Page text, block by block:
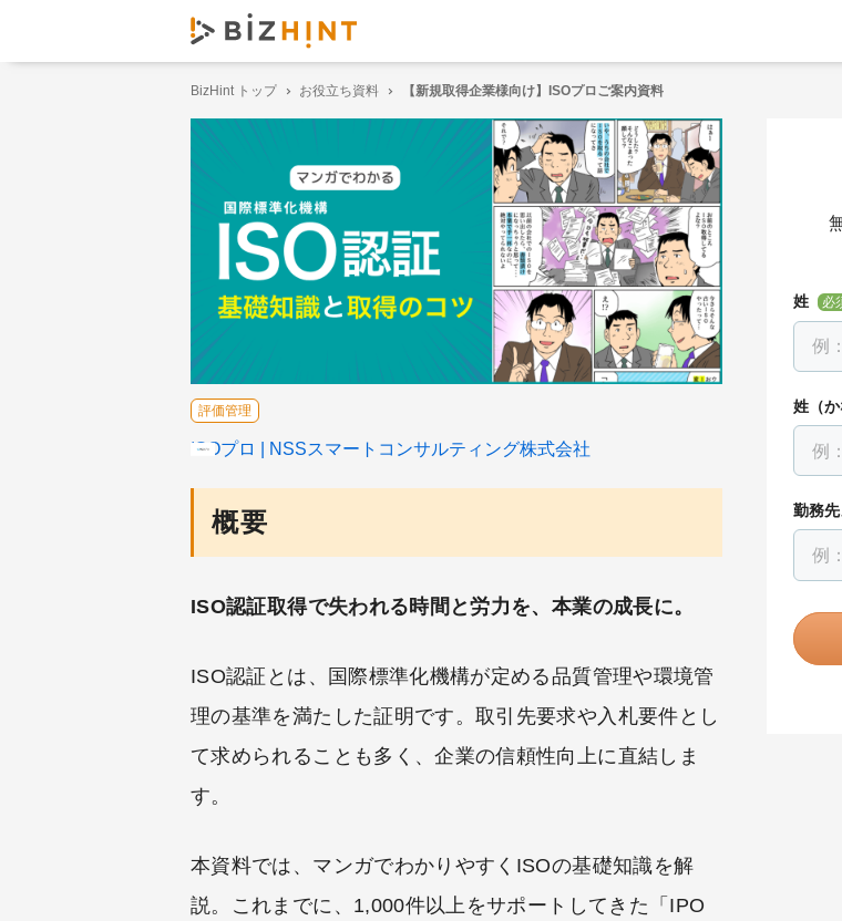
BizHint トップ お役立ち資料 【新規取得企業様向け】ISOプロご案内資料
概要
ISO認証取得で失われる時間と労力を、本業の成長に。
ISO認証とは、国際標準化機構が定める品質管理や環境管
理の基準を満たした証明です。取引先要求や入札要件とし
て求められることも多く、企業の信頼性向上に直結しま
す。
本資料では、マンガでわかりやすくISOの基礎知識を解
説。これまでに、1,000件以上をサポートしてきた「IPO
評価管理
ISOプロ NSSスマートコンサルティング株式会社
姓 必
姓（か
勤務